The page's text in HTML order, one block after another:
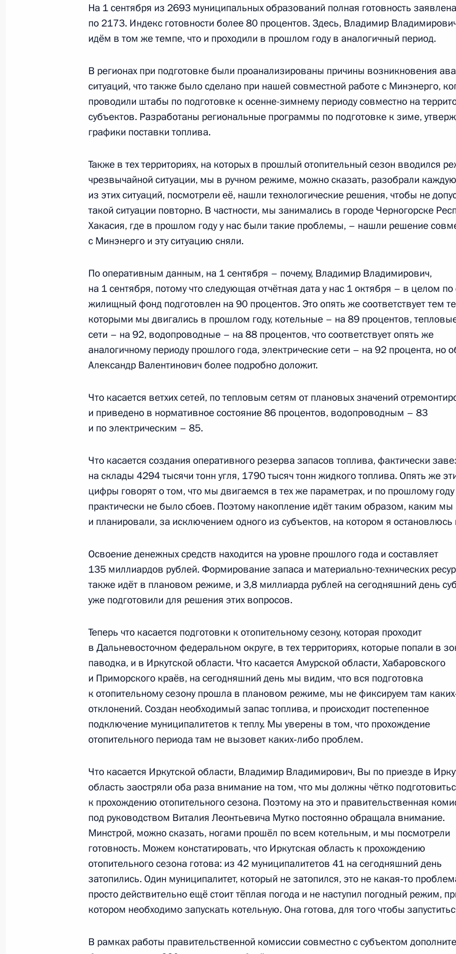
Рабочая встреча с Председателем Правительства Дмитрием
Медведевым
Съезд партии «Единая Россия»
23 ноября 2019 года, 14:45
Рабочая встреча с Председателем Правительства Дмитрием
Медведевым
9 октября 2019 года, 17:15
Совещание с членами Правительства
25 сентября 2019 года, 17:00
Рабочая встреча с Председателем Правительства Дмитрием
Медведевым
Посещение спортивно-оздоровительного комплекса «Волей
16 августа 2019 года, 15:10
Заседание Госсовета по вопросам развития сети автомобильных
26 июня 2019 года, 15:30
4 апреля 2019 года, 18:30
Перечень поручений по вопросам реализации национальной
программы «Цифровая экономика Российской Федерации»
28 февраля 2019 года, 10:05
Перечень поручений по итогам совещания с членами
Правительства
28 февраля 2019 года, 10:00
Встреча с Председателем Правительства Дмитрием Медведевым
18 января 2019 года, 11:00
Перечень поручений по итогам совещания с членами
На 1 сентября из 2693 муниципальных образований полная готовность заявлена
по 2173. Индекс готовности более 80 процентов. Здесь, Владимир
идём в том же темпе, что и проходили в прошлом году в аналогичный период.
В регионах при подготовке были проанализированы причины возникновения
ситуаций, что также было сделано при нашей совместной работе с Минэнерго,
проводили штабы по подготовке к осенне-зимнему периоду совместно на
субъектов. Разработаны региональные программы по подготовке к зиме,
графики поставки топлива.
Также в тех территориях, на которых в прошлый отопительный сезон вводился
чрезвычайной ситуации, мы в ручном режиме, можно сказать, разобрали каждую
из этих ситуаций, посмотрели её, нашли технологические решения, чтобы не
такой ситуации повторно. В частности, мы занимались в городе Черногорске
Хакасия, где в прошлом году у нас были такие проблемы, – нашли решение
с Минэнерго и эту ситуацию сняли.
По оперативным данным, на 1 сентября – почему, Владимир Владимирович,
на 1 сентября, потому что следующая отчётная дата у нас 1 октября – в целом по
жилищный фонд подготовлен на 90 процентов. Это опять же соответствует тем
которыми мы двигались в прошлом году, котельные – на 89 процентов,
сети – на 92, водопроводные – на 88 процентов, что соответствует опять же
аналогичному периоду прошлого года, электрические сети – на 92 процента, но
Александр Валентинович более подробно доложит.
Что касается ветхих сетей, по тепловым сетям от плановых значений
и приведено в нормативное состояние 86 процентов, водопроводным – 83
и по электрическим – 85.
Что касается создания оперативного резерва запасов топлива, фактически
на склады 4294 тысячи тонн угля, 1790 тысяч тонн жидкого топлива. Опять же
цифры говорят о том, что мы двигаемся в тех же параметрах, и по прошлому году
практически не было сбоев. Поэтому накопление идёт таким образом, каким мы
и планировали, за исключением одного из субъектов, на котором я
Освоение денежных средств находится на уровне прошлого года и составляет
135 миллиардов рублей. Формирование запаса и материально-технических
также идёт в плановом режиме, и 3,8 миллиарда рублей на сегодняшний день
уже подготовили для решения этих вопросов.
Теперь что касается подготовки к отопительному сезону, которая проходит
в Дальневосточном федеральном округе, в тех территориях, которые попали в
паводка, и в Иркутской области. Что касается Амурской области, Хабаровского
и Приморского краёв, на сегодняшний день мы видим, что вся подготовка
к отопительному сезону прошла в плановом режиме, мы не фиксируем там
отклонений. Создан необходимый запас топлива, и происходит постепенное
подключение муниципалитетов к теплу. Мы уверены в том, что прохождение
отопительного периода там не вызовет каких‑либо проблем.
Что касается Иркутской области, Владимир Владимирович, Вы по приезде в
область заостряли оба раза внимание на том, что мы должны чётко
к прохождению отопительного сезона. Поэтому на это и правительственная
под руководством Виталия Леонтьевича Мутко постоянно обращала внимание.
Минстрой, можно сказать, ногами прошёл по всем котельным, и мы посмотрели
готовность. Можем констатировать, что Иркутская область к прохождению
отопительного сезона готова: из 42 муниципалитетов 41 на сегодняшний день
затопились. Один муниципалитет, который не затопился, это не какая‑то
просто действительно ещё стоит тёплая погода и не наступил погодный режим,
котором необходимо запускать котельную. Она готова, для того чтобы
В рамках работы правительственной комиссии совместно с субъектом